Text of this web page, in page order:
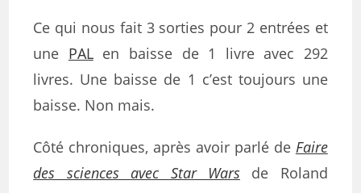
Ce qui nous fait 3 sorties pour 2 entrées et
une PALen baisse de 1 livre avec 292
livres. Une baisse de 1 c’est toujours une
baisse. Non mais.
Côté chroniques, après avoir parlé de Faire
des sciences avec Star Warsde Roland